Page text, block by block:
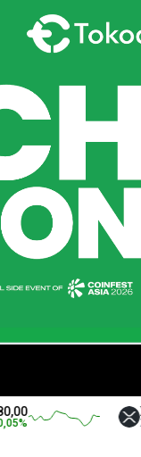
XRP IDR
XRP